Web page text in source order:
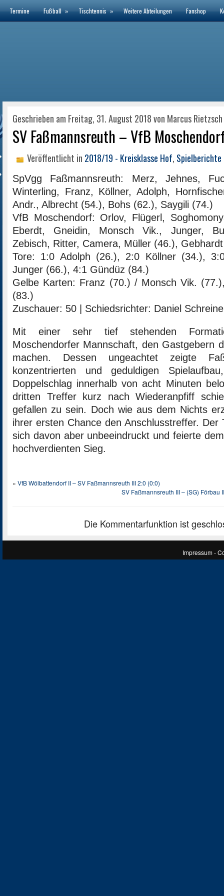
Termine Fußball » Tischtennis » Weitere Abteilungen Fanshop
Geschrieben am Freitag, 31. August 2018 von Marcus Rietzsch
SV Faßmannsreuth – VfB
Veröffentlicht in 2018/19 - Kreisklasse Hof, Spielberichte
SpVgg Faßmannsreuth: Merz, Jehnes,
Winterling, Franz, Köllner, Adolph,
Andr., Albrecht (54.), Bohs (62.), Saygili (74.)
VfB Moschendorf: Orlov, Flügerl,
Eberdt, Gneidin, Monsch Vik., Junger,
Zebisch, Ritter, Camera, Müller (46.),
Tore: 1:0 Adolph (26.), 2:0 Köllner (34.),
Junger (66.), 4:1 Gündüz (84.)
Gelbe Karten: Franz (70.) / Monsch Vik.
(83.)
Zuschauer: 50 | Schiedsrichter: Daniel
Mit einer sehr tief stehenden
Moschendorfer Mannschaft, den Gastgebern
machen. Dessen ungeachtet zeigte
konzentrierten und geduldigen
Doppelschlag innerhalb von acht Minuten
dritten Treffer kurz nach Wiederanpfiff
gefallen zu sein. Doch wie aus dem Nichts
ihrer ersten Chance den Anschlusstreffer. Der
sich davon aber unbeeindruckt und feierte
hochverdienten Sieg.
« VfB Wölbattendorf II – SV Faßmannsreuth III 2:0 (0:0)
SV Faßmannsreuth III – (SG) Förbau
Die Kommentarfunktion ist
Impressum-